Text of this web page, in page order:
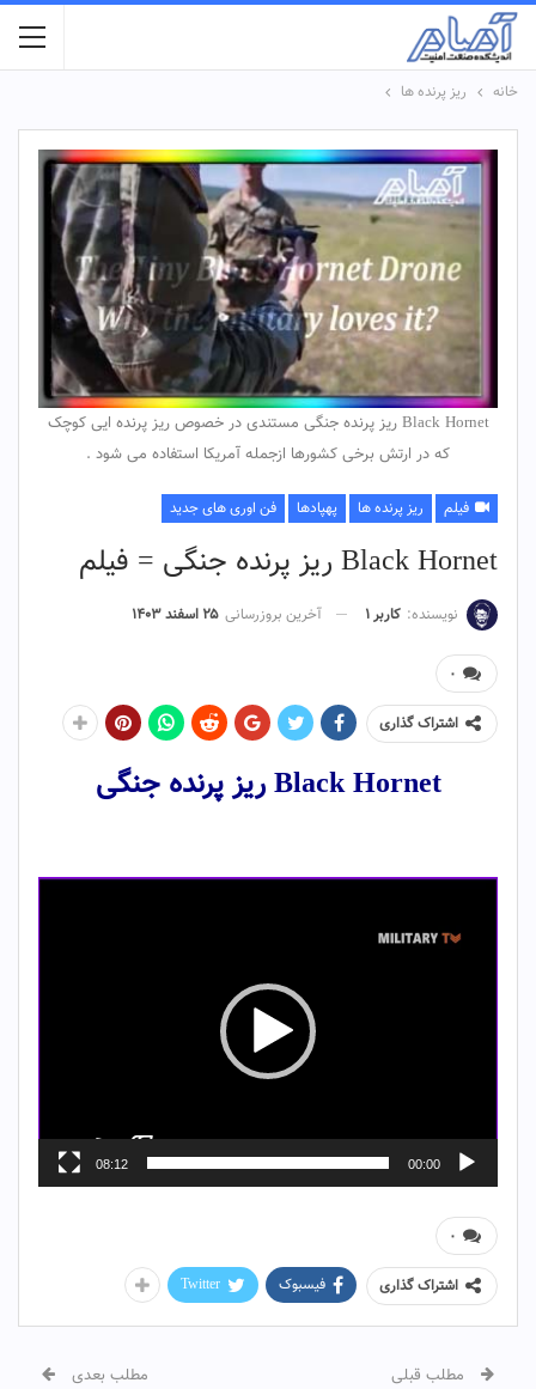
خانه ریز پرنده ها
Black Hornet ریز پرنده جنگی مستندی در خصوص ریز پرنده ایی کوچک
که در ارتش برخی کشورها ازجمله آمریکا استفاده می شود .
فیلم ریز پرنده ها پهپادها فن اوری های جدید
Black Hornet ریز پرنده جنگی = فیلم
نویسنده: کاربر ۱ آخرین بروزرسانی ۲۵ اسفند ۱۴۰۳
۰
اشتراک گذاری
Black Hornet ریز پرنده جنگی
نمایشگر
00:00
08:12
۰
اشتراک گذاری فیسبوک Twitter
مطلب قبلی مطلب بعدی